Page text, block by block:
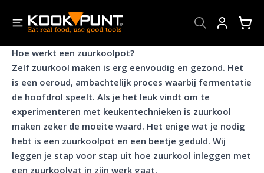
Hoe werkt een zuurkoolpot?
Zelf zuurkool maken is erg eenvoudig en gezond. Het
is een oeroud, ambachtelijk proces waarbij fermentatie
de hoofdrol speelt. Als je het leuk vindt om te
experimenteren met keukentechnieken is zuurkool
maken zeker de moeite waard. Het enige wat je nodig
hebt is een zuurkoolpot en een beetje geduld. Wij
leggen je stap voor stap uit hoe zuurkool inleggen met
een zuurkoolvat in zijn werk gaat.